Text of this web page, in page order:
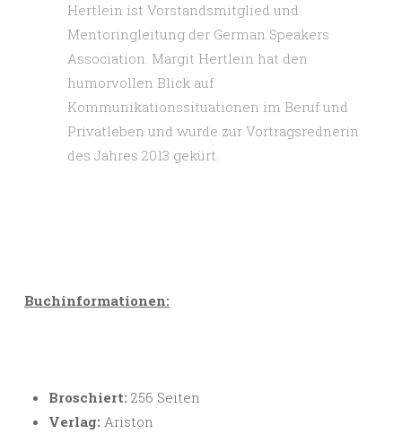
Hertlein ist Vorstandsmitglied und
Mentoringleitung der German Speakers
Association. Margit Hertlein hat den
humorvollen Blick auf
Kommunikationssituationen im Beruf und
Privatleben und wurde zur Vortragsrednerin
des Jahres 2013 gekürt.
Buchinformationen:
Broschiert: 256 Seiten
Verlag: Ariston